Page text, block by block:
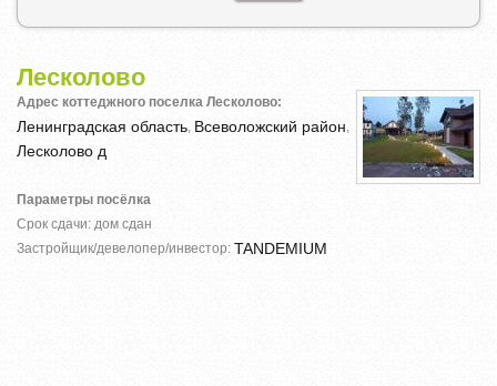
Лесколово
Адрес коттеджного поселка Лесколово:
Ленинградская область Всеволожский район
Лесколово д
Параметры посёлка
Срок сдачи: дом сдан
Застройщик/девелопер/инвестор: TANDEMIUM